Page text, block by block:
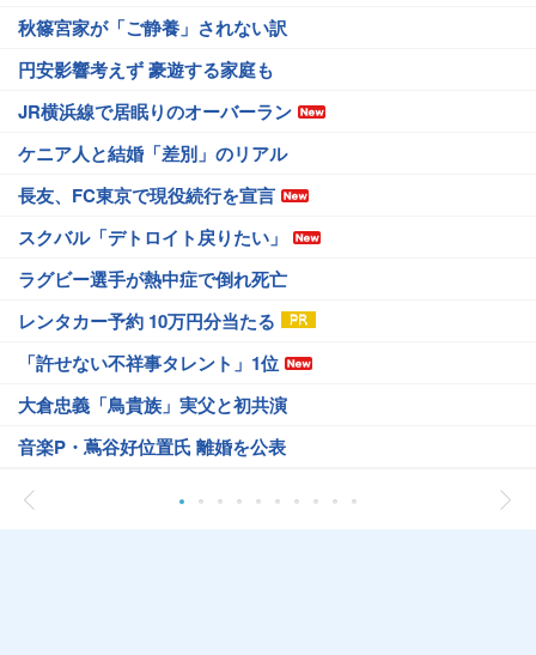
秋篠宮家が「ご静養」されない訳
円安影響考えず 豪遊する家庭も
JR横浜線で居眠りのオーバーラン
ケニア人と結婚「差別」のリアル
長友、FC東京で現役続行を宣言
スクバル「デトロイト戻りたい」
ラグビー選手が熱中症で倒れ死亡
レンタカー予約 10万円分当たる
「許せない不祥事タレント」1位
大倉忠義「鳥貴族」実父と初共演
音楽P・蔦谷好位置氏 離婚を公表